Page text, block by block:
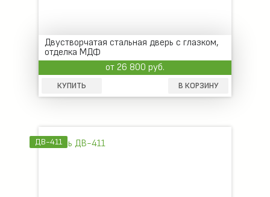
Двустворчатая стальная дверь с глазком,
отделка МДФ
от 26 800 руб.
КУПИТЬ В КОРЗИНУ
ДВ-411